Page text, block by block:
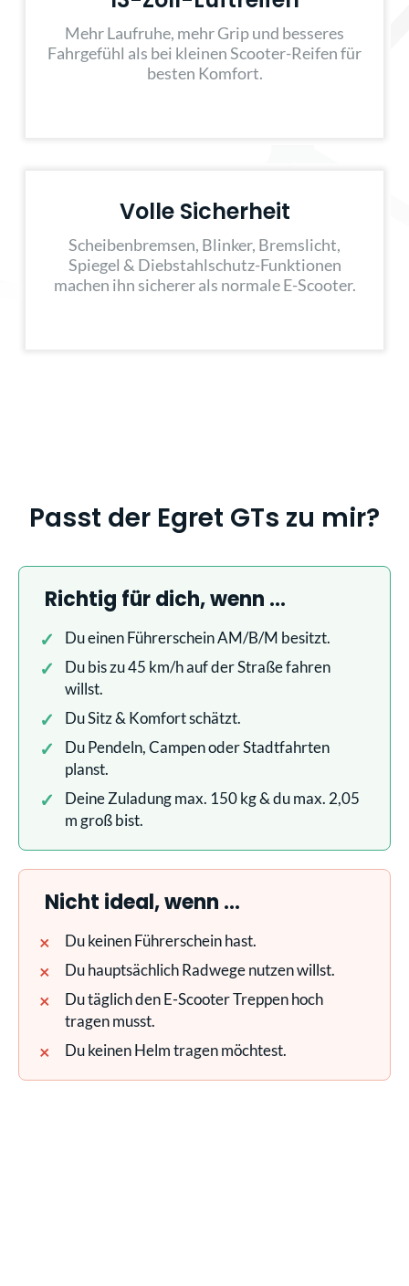
Mehr Laufruhe, mehr Grip und besseres
Fahrgefühl als bei kleinen Scooter-Reifen für
besten Komfort.
Volle Sicherheit
Scheibenbremsen, Blinker, Bremslicht,
Spiegel & Diebstahlschutz-Funktionen
machen ihn sicherer als normale E-Scooter.
Passt der Egret GTs zu mir?
Richtig für dich, wenn …
Du einen Führerschein AM/B/M besitzt.
Du bis zu 45 km/h auf der Straße fahren
willst.
Du Sitz & Komfort schätzt.
Du Pendeln, Campen oder Stadtfahrten
planst.
Deine Zuladung max. 150 kg & du max. 2,05
m groß bist.
Nicht ideal, wenn …
Du keinen Führerschein hast.
Du hauptsächlich Radwege nutzen willst.
Du täglich den E-Scooter Treppen hoch
tragen musst.
Du keinen Helm tragen möchtest.